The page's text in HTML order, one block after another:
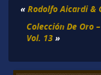
« Rodolfo Aicardi &
Colección De Oro
Vol. 13 »